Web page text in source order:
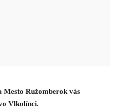
Mesto Ružomberok vás
Vlkolínci.